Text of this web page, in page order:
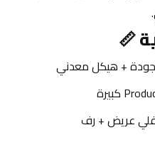
📏
+ هيكل معدني